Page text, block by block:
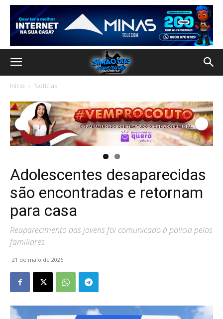
Início Notícias
Adolescentes desaparecidas
são encontradas e retornam
para casa
Reaparecimento das jovens foi comunicado à polícia pelos
familiares
21 de maio de 2026